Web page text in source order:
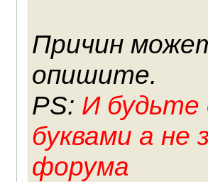
Причин
опишите.
PS: И
буквами а не
форума